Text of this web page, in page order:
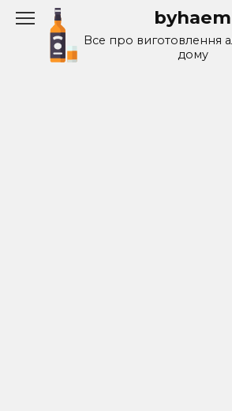
Перейти
содержанию
byhaem
Все про виготовлення
дому